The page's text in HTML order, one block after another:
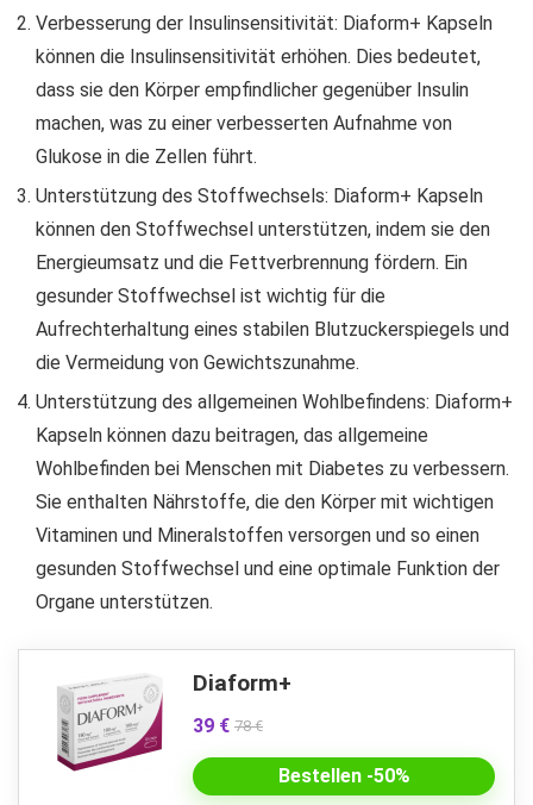
Verbesserung der Insulinsensitivität: Diaform+ Kapseln
können die Insulinsensitivität erhöhen. Dies bedeutet,
dass sie den Körper empfindlicher gegenüber Insulin
machen, was zu einer verbesserten Aufnahme von
Glukose in die Zellen führt.
Unterstützung des Stoffwechsels: Diaform+ Kapseln
können den Stoffwechsel unterstützen, indem sie den
Energieumsatz und die Fettverbrennung fördern. Ein
gesunder Stoffwechsel ist wichtig für die
Aufrechterhaltung eines stabilen Blutzuckerspiegels und
die Vermeidung von Gewichtszunahme.
Unterstützung des allgemeinen Wohlbefindens: Diaform+
Kapseln können dazu beitragen, das allgemeine
Wohlbefinden bei Menschen mit Diabetes zu verbessern.
Sie enthalten Nährstoffe, die den Körper mit wichtigen
Vitaminen und Mineralstoffen versorgen und so einen
gesunden Stoffwechsel und eine optimale Funktion der
Organe unterstützen.
Diaform+
39 € 78 €
Bestellen -50%